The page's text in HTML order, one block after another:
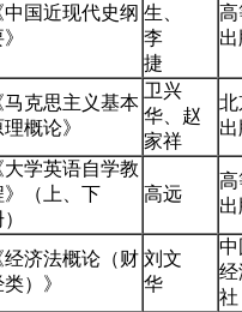
中国近现代史纲
》
生、
李
捷
高
马克思主义基本
理概论》
卫兴
华、赵
家祥
北
大学英语自学教
》（上、下
）
高远
高
经济法概论（财
类）》
刘文
华
中
经